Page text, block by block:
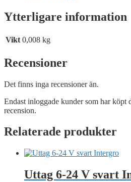
Ytterligare information
Vikt 0,008 kg
Recensioner
Det finns inga recensioner än.
Endast inloggade kunder som har köpt
recension.
Relaterade produkter
Uttag 6-24 V svart